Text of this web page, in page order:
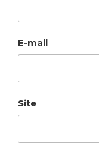
E-mail
Site